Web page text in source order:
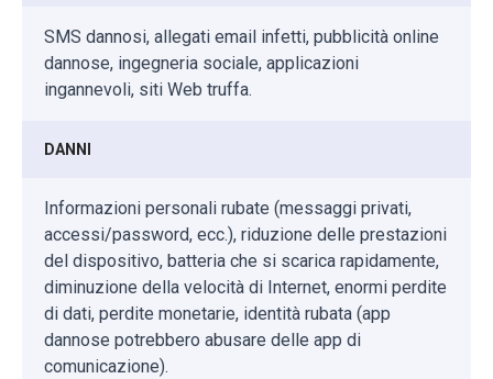
SMS dannosi, allegati email infetti, pubblicità online
dannose, ingegneria sociale, applicazioni
ingannevoli, siti Web truffa.
DANNI
Informazioni personali rubate (messaggi privati,
accessi/password, ecc.), riduzione delle prestazioni
del dispositivo, batteria che si scarica rapidamente,
diminuzione della velocità di Internet, enormi perdite
di dati, perdite monetarie, identità rubata (app
dannose potrebbero abusare delle app di
comunicazione).